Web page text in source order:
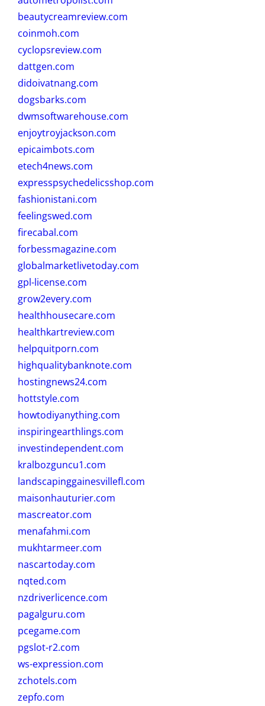
beautycreamreview.com
coinmoh.com
cyclopsreview.com
dattgen.com
didoivatnang.com
dogsbarks.com
dwmsoftwarehouse.com
enjoytroyjackson.com
epicaimbots.com
etech4news.com
expresspsychedelicsshop.com
fashionistani.com
feelingswed.com
firecabal.com
forbessmagazine.com
globalmarketlivetoday.com
gpl-license.com
grow2every.com
healthhousecare.com
healthkartreview.com
helpquitporn.com
highqualitybanknote.com
hostingnews24.com
hottstyle.com
howtodiyanything.com
inspiringearthlings.com
investindependent.com
kralbozguncu1.com
landscapinggainesvillefl.com
maisonhauturier.com
mascreator.com
menafahmi.com
mukhtarmeer.com
nascartoday.com
nqted.com
nzdriverlicence.com
pagalguru.com
pcegame.com
pgslot-r2.com
ws-expression.com
zchotels.com
zepfo.com